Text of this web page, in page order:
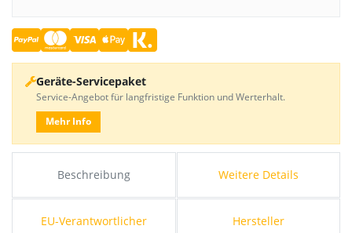
Beschreibung Weitere Details
EU-Verantwortlicher Hersteller
Geräte-Servicepaket
Service-Angebot für langfristige Funktion und Werterhalt.
Mehr Info